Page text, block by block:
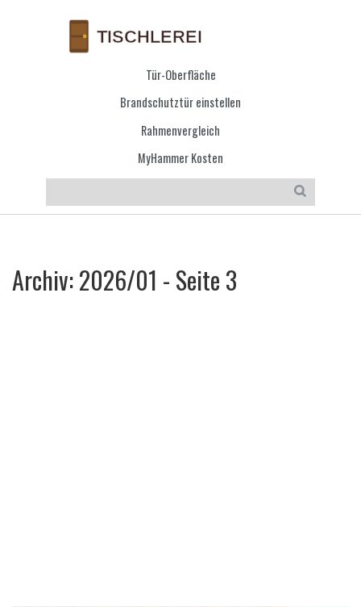
Tür-Oberfläche
Brandschutztür einstellen
Rahmenvergleich
MyHammer Kosten
Archiv: 2026/01 - Seite 3